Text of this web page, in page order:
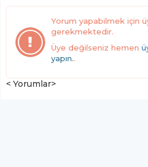
Yorum yapabilmek için
gerekmektedir.
Üye değilseniz hemen
yapın..
< Yorumlar>